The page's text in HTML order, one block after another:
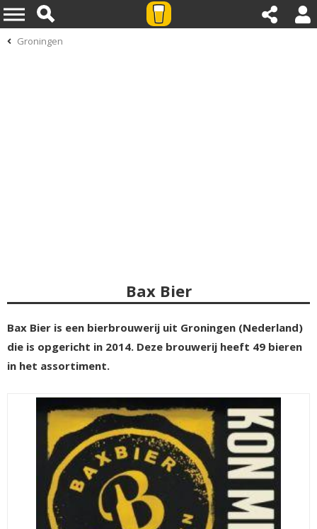
Groningen
Bax Bier
Bax Bier is een bierbrouwerij uit Groningen (Nederland)
die is opgericht in 2014. Deze brouwerij heeft 49 bieren
in het assortiment.